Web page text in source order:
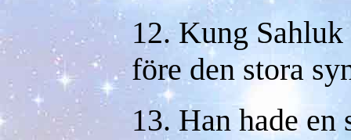
12. Kung
före den stora
13. Han hade en